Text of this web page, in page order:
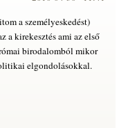
a személyeskedést)
a kirekesztés ami az első
birodalomból mikor
elgondolásokkal.